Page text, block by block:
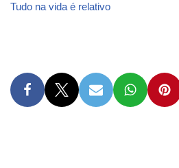
Tudo na vida é relativo